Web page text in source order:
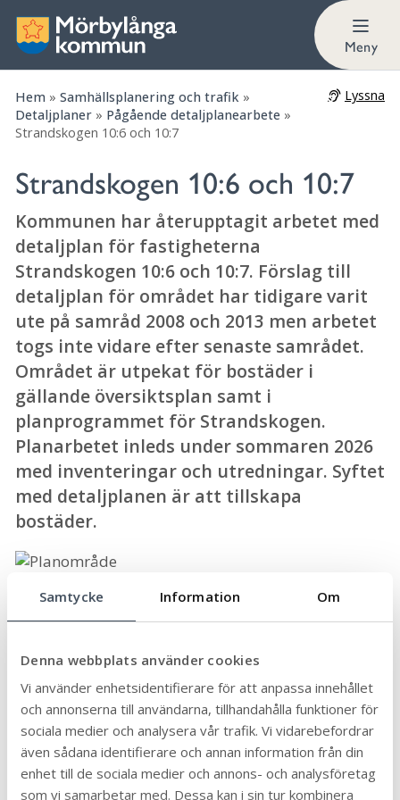
Samtycke Information Om
Denna webbplats använder cookies
Vi använder enhetsidentifierare för att anpassa innehållet
och annonserna till användarna, tillhandahålla funktioner för
sociala medier och analysera vår trafik. Vi vidarebefordrar
även sådana identifierare och annan information från din
enhet till de sociala medier och annons- och analysföretag
som vi samarbetar med. Dessa kan i sin tur kombinera
Meny
Hem » Samhällsplanering och trafik »
Detaljplaner » Pågående detaljplanearbete »
Strandskogen 10:6 och 10:7
Lyssna
Strandskogen 10:6 och 10:7
Kommunen har återupptagit arbetet med
detaljplan för fastigheterna
Strandskogen 10:6 och 10:7. Förslag till
detaljplan för området har tidigare varit
ute på samråd 2008 och 2013 men arbetet
togs inte vidare efter senaste samrådet.
Området är utpekat för bostäder i
gällande översiktsplan samt i
planprogrammet för Strandskogen.
Planarbetet inleds under sommaren 2026
med inventeringar och utredningar. Syftet
med detaljplanen är att tillskapa
bostäder.
Planområde
Kontakta Servicecenter
Vi svarar på frågor om kommunens service och
verksamhet, ring eller skicka e-post till
servicecenter.
010-354 70 00